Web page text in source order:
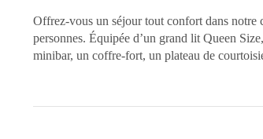
Offrez-vous un séjour tout confort dans notre
personnes. Équipée d’un grand lit Queen
minibar, un coffre-fort, un plateau de